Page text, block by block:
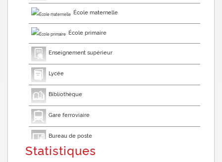
École maternelle
École primaire
Enseignement supérieur
Lycée
Bibliothèque
Gare ferroviaire
Bureau de poste
Statistiques